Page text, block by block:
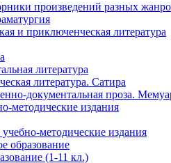
произведений разных
и приключенческая литература
литература
литература. Сатира
документальная проза.
методические издания
методические издания
образование
(1-11 кл.)